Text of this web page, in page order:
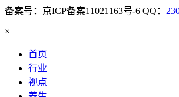
备案号：京ICP备案11021163号-6 QQ：
×
首页
行业
视点